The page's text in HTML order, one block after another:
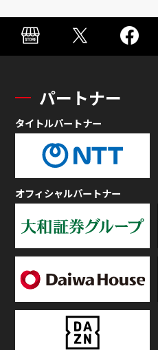
パートナー
タイトルパートナー
オフィシャルパートナー